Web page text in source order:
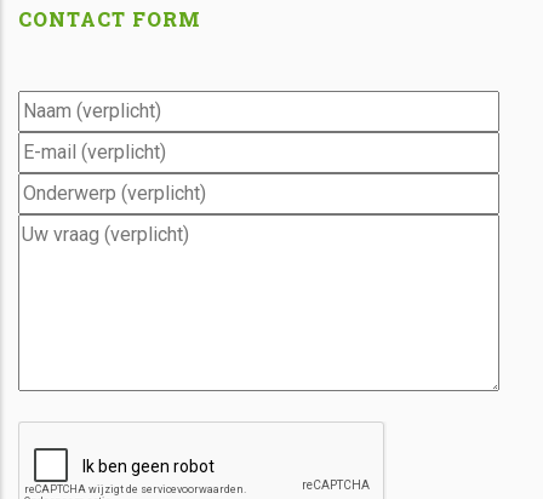
CONTACT FORM